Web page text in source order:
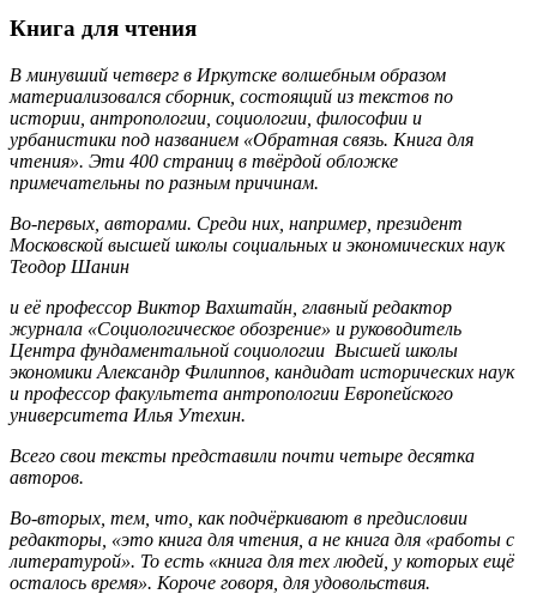
Книга для чтения
В минувший четверг в Иркутске волшебным образом
материализовался сборник, состоящий из текстов по
истории, антропологии, социологии, философии и
урбанистики под названием «Обратная связь. Книга для
чтения». Эти 400 страниц в твёрдой обложке
примечательны по разным причинам.
Во-первых, авторами. Среди них, например, президент
Московской высшей школы социальных и экономических наук
Теодор Шанин
и её профессор Виктор Вахштайн, главный редактор
журнала «Социологическое обозрение» и руководитель
Центра фундаментальной социологии Высшей школы
экономики Александр Филиппов, кандидат исторических наук
и профессор факультета антропологии Европейского
университета Илья Утехин.
Всего свои тексты представили почти четыре десятка
авторов.
Во-вторых, тем, что, как подчёркивают в предисловии
редакторы, «это книга для чтения, а не книга для «работы с
литературой». То есть «книга для тех людей, у которых ещё
осталось время». Короче говоря, для удовольствия.